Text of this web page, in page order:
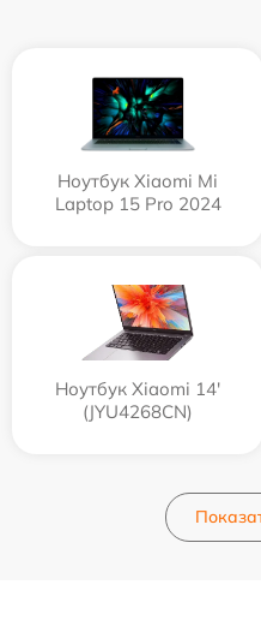
Ноутбук Xiaomi Mi
Laptop 15 Pro 2024
Ноутбук Xiaomi 14'
(JYU4268CN)